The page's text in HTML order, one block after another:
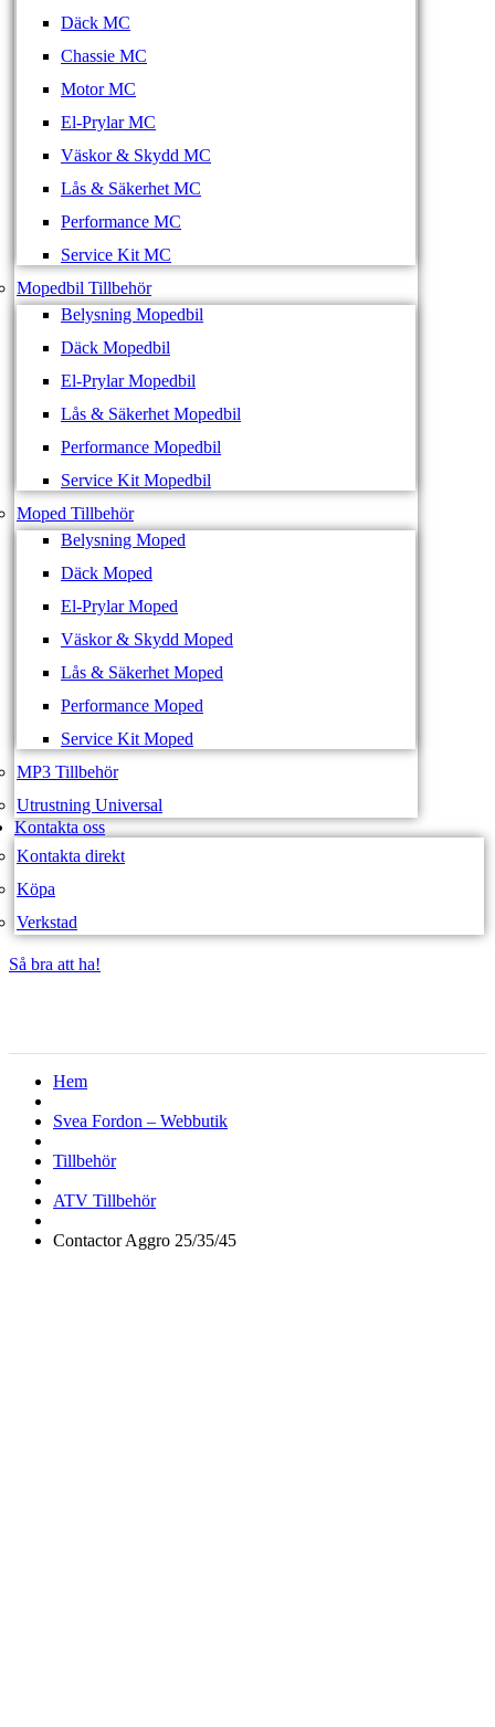
Däck MC
Chassie MC
Motor MC
El-Prylar MC
Väskor & Skydd MC
Lås & Säkerhet MC
Performance MC
Service Kit MC
Mopedbil Tillbehör
Belysning Mopedbil
Däck Mopedbil
El-Prylar Mopedbil
Lås & Säkerhet Mopedbil
Performance Mopedbil
Service Kit Mopedbil
Moped Tillbehör
Belysning Moped
Däck Moped
El-Prylar Moped
Väskor & Skydd Moped
Lås & Säkerhet Moped
Performance Moped
Service Kit Moped
MP3 Tillbehör
Utrustning Universal
Kontakta oss
Kontakta direkt
Köpa
Verkstad
Så bra att ha!
Hem
Svea Fordon – Webbutik
Tillbehör
ATV Tillbehör
Contactor Aggro 25/35/45